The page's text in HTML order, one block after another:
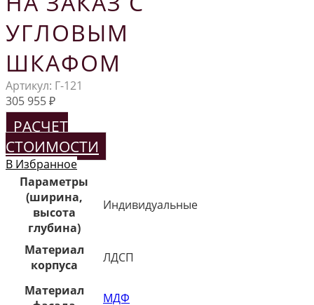
УГЛОВЫМ
ШКАФОМ
Артикул: Г-121
305 955₽
РАСЧЕТ
СТОИМОСТИ
В Избранное
Параметры
(ширина,
высота
глубина)
Индивидуальные
Материал
корпуса
ЛДСП
Материал
МДФ